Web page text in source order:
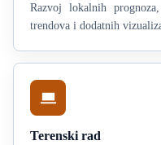
Razvoj lokalnih prognoza,
trendova i dodatnih
Terenski rad